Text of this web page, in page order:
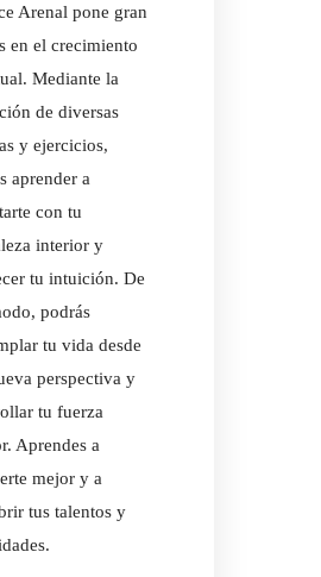
Arenal pone gran
en el crecimiento
Mediante la
de diversas
y ejercicios,
aprender a
con tu
interior y
tu intuición. De
podrás
tu vida desde
perspectiva y
tu fuerza
Aprendes a
mejor y a
tus talentos y